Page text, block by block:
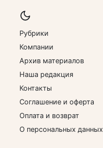
Рубрики
Компании
Архив материалов
Наша редакция
Контакты
Соглашение и оферта
Оплата и возврат
О персональных данных